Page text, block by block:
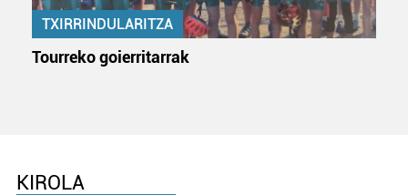
TXIRRINDULARITZA
Tourreko goierritarrak
KIROLA